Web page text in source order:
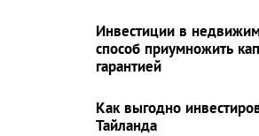
Инвестиции в
способ приумножить
гарантией
Как выгодно
Тайланда